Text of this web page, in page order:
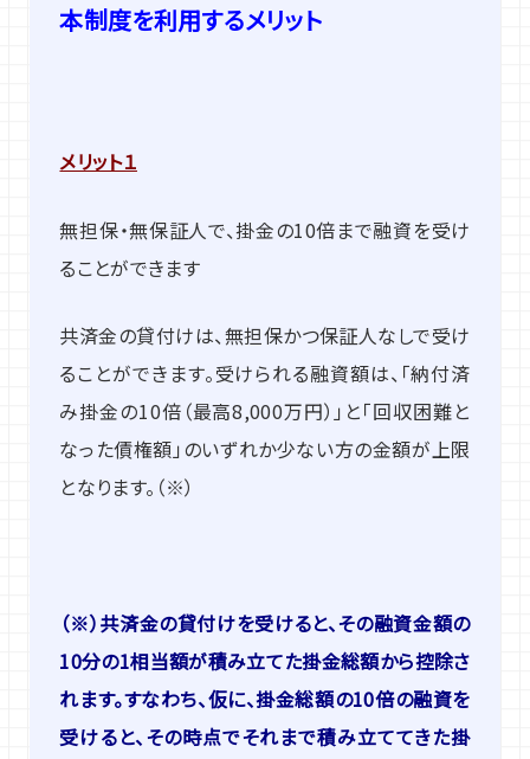
本制度を利用するメリット
メリット１
無担保・無保証人で、掛金の10倍まで融資を受け
ることができます
共済金の貸付けは、無担保かつ保証人なしで受け
ることができます。受けられる融資額は、「納付済
み掛金の10倍（最高8,000万円）」と「回収困難と
なった債権額」のいずれか少ない方の金額が上限
となります。（※）
（※）共済金の貸付けを受けると、その融資金額の
10分の1相当額が積み立てた掛金総額から控除さ
れます。すなわち、仮に、掛金総額の10倍の融資を
受けると、その時点でそれまで積み立ててきた掛